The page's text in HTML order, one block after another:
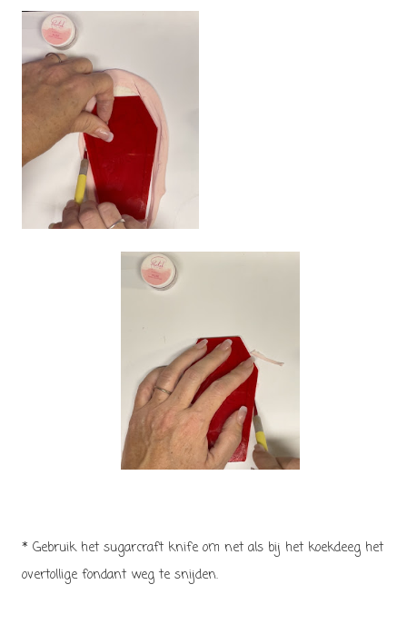
* Gebruik het sugarcraft knife om net als bij het koekdeeg het
overtollige fondant weg te snijden.